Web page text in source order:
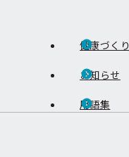
健康づくり
お知らせ
用語集